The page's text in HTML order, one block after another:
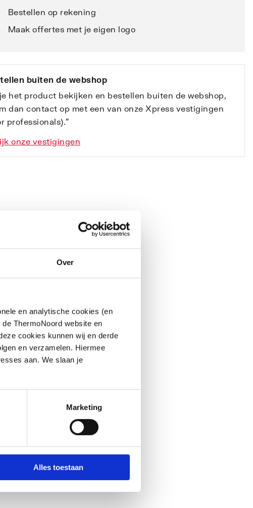
Over
en analytische cookies (en
ThermoNoord website en
cookies kunnen wij en derde
en verzamelen. Hiermee
aan. We slaan je
Marketing
Alles toestaan
Bestellen op rekening
Maak offertes met je eigen logo
buiten de webshop
het product bekijken en bestellen buiten de webshop,
dan contact op met een van onze Xpress vestigingen
professionals).”
onze vestigingen